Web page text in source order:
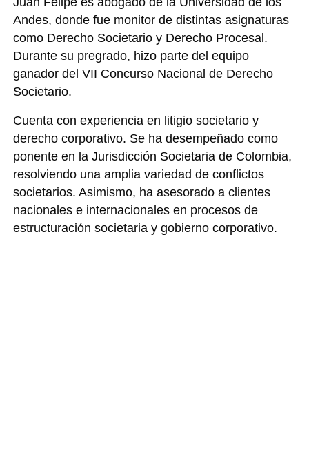
Andes, donde fue monitor de distintas asignaturas
como Derecho Societario y Derecho Procesal.
Durante su pregrado, hizo parte del equipo
ganador del VII Concurso Nacional de Derecho
Societario.
Cuenta con experiencia en litigio societario y
derecho corporativo. Se ha desempeñado como
ponente en la Jurisdicción Societaria de Colombia,
resolviendo una amplia variedad de conflictos
societarios. Asimismo, ha asesorado a clientes
nacionales e internacionales en procesos de
estructuración societaria y gobierno corporativo.